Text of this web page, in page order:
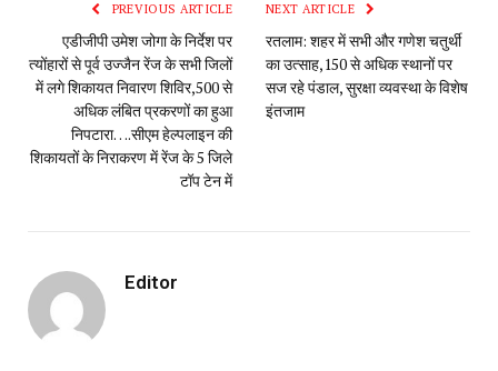
PREVIOUS ARTICLE
एडीजीपी उमेश जोगा के निर्देश पर
त्योंहारों से पूर्व उज्जैन रेंज के सभी जिलों
में लगे शिकायत निवारण शिविर,500 से
अधिक लंबित प्रकरणों का हुआ
निपटारा….सीएम हेल्पलाइन की
शिकायतों के निराकरण में रेंज के 5 जिले
टॉप टेन में
NEXT ARTICLE
रतलाम: शहर में सभी और गणेश चतुर्थी
का उत्साह,150 से अधिक स्थानों पर
सज‌ रहे पंडाल, सुरक्षा व्यवस्था के विशेष
इंतजाम
Editor